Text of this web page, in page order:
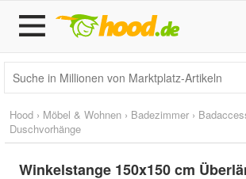
Hood › Möbel & Wohnen › Badezimmer ›
Duschvorhänge
Winkelstange 150x150 cm